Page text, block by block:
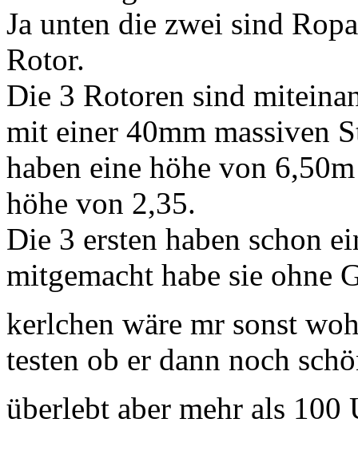
Ja unten die zwei sind
Rotor.
Die 3 Rotoren sind
mit einer 40mm massiven
haben eine höhe von
höhe von 2,35.
Die 3 ersten haben schon
mitgemacht habe sie ohne
kerlchen wäre mr sonst
testen ob er dann noch
überlebt aber mehr als